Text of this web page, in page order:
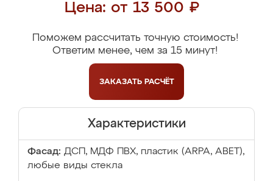
Цена: от 13 500 ₽
Поможем рассчитать точную стоимость!
Ответим менее, чем за 15 минут!
ЗАКАЗАТЬ РАСЧЁТ
Характеристики
Фасад: ДСП, МДФ ПВХ, пластик (ARPA, ABET),
любые виды стекла